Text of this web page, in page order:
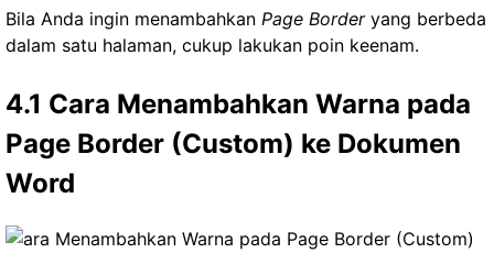
Bila Anda ingin menambahkan Page Borderyang berbeda
dalam satu halaman, cukup lakukan poin keenam.
4.1 Cara Menambahkan Warna pada
Page Border (Custom) ke Dokumen
Word